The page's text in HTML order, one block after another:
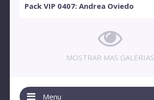
Pack VIP 0407: Andrea Oviedo
MOSTRAR MAS GALERIAS
Menu